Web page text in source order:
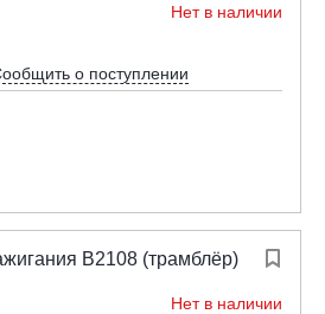
Нет в наличии
о поступлении

В2108 (трамблёр)
Нет в наличии